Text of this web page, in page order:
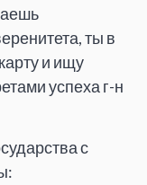
ты в
и ищу
успеха г-н
с